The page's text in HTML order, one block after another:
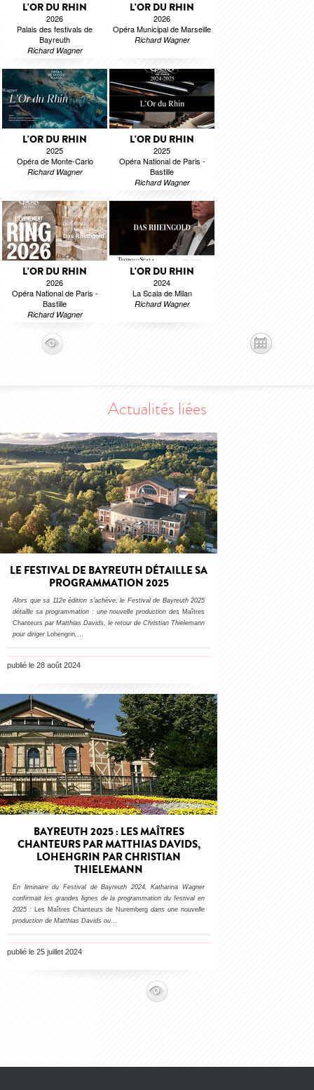
L'OR DU RHIN
2026
Palais des festivals de
Bayreuth
Richard Wagner
L'OR DU RHIN
2026
Opéra Municipal de Marseille
Richard Wagner
L'OR DU RHIN
2025
Opéra de Monte-Carlo
Richard Wagner
L'OR DU RHIN
2025
Opéra National de Paris -
Bastille
Richard Wagner
L'OR DU RHIN
2026
Opéra National de Paris -
Bastille
Richard Wagner
L'OR DU RHIN
2024
La Scala de Milan
Richard Wagner
Actualités liées
LE FESTIVAL DE BAYREUTH DÉTAILLE SA
PROGRAMMATION 2025
Alors que sa 112e édition s’achève, le Festival de Bayreuth 2025
détaille sa programmation : une nouvelle production des Maîtres
Chanteurs par Matthias Davids, le retour de Christian Thielemann
pour diriger Lohengrin, …
publié le 28 août 2024
BAYREUTH 2025 : LES MAÎTRES
CHANTEURS PAR MATTHIAS DAVIDS,
LOHEHGRIN PAR CHRISTIAN
THIELEMANN
En liminaire du Festival de Bayreuth 2024, Katharina Wagner
confirmait les grandes lignes de la programmation du festival en
2025 : Les Maîtres Chanteurs de Nuremberg dans une nouvelle
production de Matthias Davids ou…
publié le 25 juillet 2024